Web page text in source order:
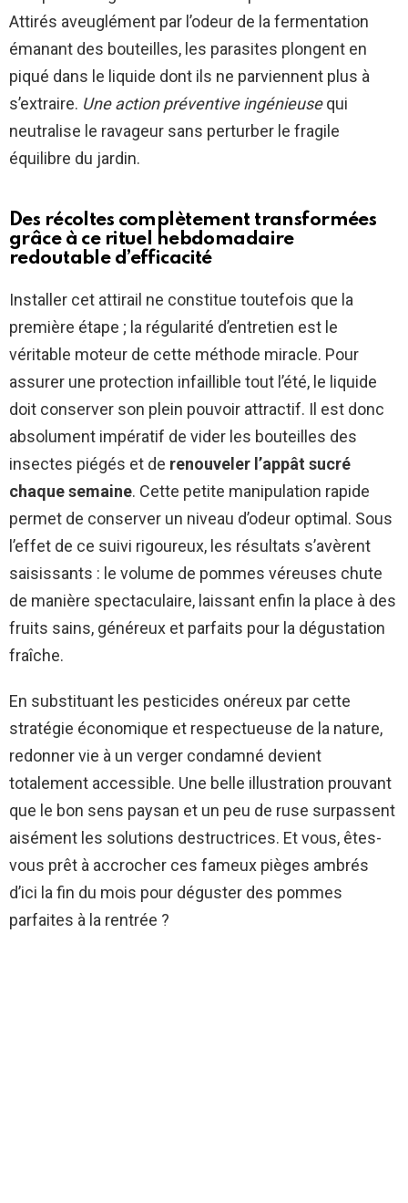
Attirés aveuglément par l’odeur de la fermentation
émanant des bouteilles, les parasites plongent en
piqué dans le liquide dont ils ne parviennent plus à
s’extraire. Une action préventive ingénieusequi
neutralise le ravageur sans perturber le fragile
équilibre du jardin.
Des récoltes complètement transformées
grâce à ce rituel hebdomadaire
redoutable d’efficacité
Installer cet attirail ne constitue toutefois que la
première étape ; la régularité d’entretien est le
véritable moteur de cette méthode miracle. Pour
assurer une protection infaillible tout l’été, le liquide
doit conserver son plein pouvoir attractif. Il est donc
absolument impératif de vider les bouteilles des
insectes piégés et de renouveler l’appât sucré
chaque semaine. Cette petite manipulation rapide
permet de conserver un niveau d’odeur optimal. Sous
l’effet de ce suivi rigoureux, les résultats s’avèrent
saisissants : le volume de pommes véreuses chute
de manière spectaculaire, laissant enfin la place à des
fruits sains, généreux et parfaits pour la dégustation
fraîche.
En substituant les pesticides onéreux par cette
stratégie économique et respectueuse de la nature,
redonner vie à un verger condamné devient
totalement accessible. Une belle illustration prouvant
que le bon sens paysan et un peu de ruse surpassent
aisément les solutions destructrices. Et vous, êtes-
vous prêt à accrocher ces fameux pièges ambrés
d’ici la fin du mois pour déguster des pommes
parfaites à la rentrée ?